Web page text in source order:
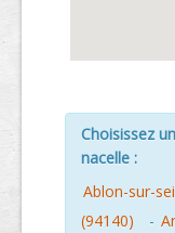
Choisissez
nacelle :
Ablon-sur-
(94140)
-